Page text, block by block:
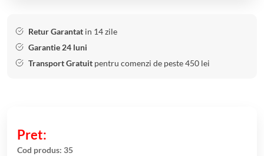
Retur Garantat in 14 zile
Garantie 24 luni
Transport Gratuit pentru comenzi de peste 450 lei
Cod produs: 35